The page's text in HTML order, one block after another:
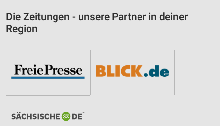
Die Zeitungen - unsere Partner in deiner
Region